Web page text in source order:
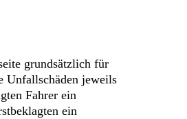
grundsätzlich für
Unfallschäden jeweils
Fahrer ein
ein